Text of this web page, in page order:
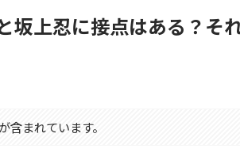
坂上忍に接点はある？そ
含まれています。